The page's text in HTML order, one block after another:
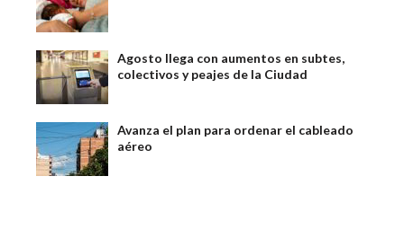
Agosto llega con aumentos en subtes,
colectivos y peajes de la Ciudad
Avanza el plan para ordenar el cableado
aéreo